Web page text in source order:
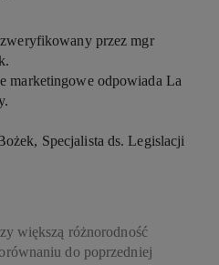
zweryfikowany przez mgr
marketingowe odpowiada La
Specjalista ds. Legislacji
większą różnorodność
do poprzedniej